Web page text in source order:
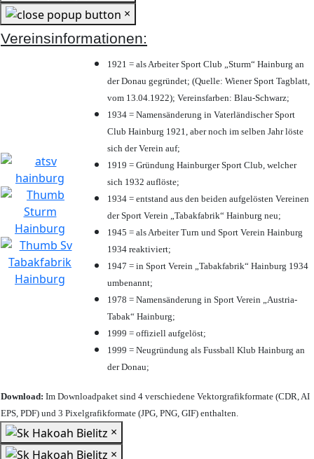
×
Vereinsinformationen:
1921 = als Arbeiter Sport Club „Sturm“ Hainburg an
der Donau gegründet; (Quelle: Wiener Sport Tagblatt,
vom 13.04.1922); Vereinsfarben: Blau-Schwarz;
1934 = Namensänderung in Vaterländischer Sport
Club Hainburg 1921, aber noch im selben Jahr löste
sich der Verein auf;
1919 = Gründung Hainburger Sport Club, welcher
sich 1932 auflöste;
1934 = entstand aus den beiden aufgelösten Vereinen
der Sport Verein „Tabakfabrik“ Hainburg neu;
1945 = als Arbeiter Turn und Sport Verein Hainburg
1934 reaktiviert;
1947 = in Sport Verein „Tabakfabrik“ Hainburg 1934
umbenannt;
1978 = Namensänderung in Sport Verein „Austria-
Tabak“ Hainburg;
1999 = offiziell aufgelöst;
1999 = Neugründung als Fussball Klub Hainburg an
der Donau;
Download: Im Downloadpaket sind 4 verschiedene Vektorgrafikformate (CDR, AI
EPS, PDF) und 3 Pixelgrafikformate (JPG, PNG, GIF) enthalten.
×
×